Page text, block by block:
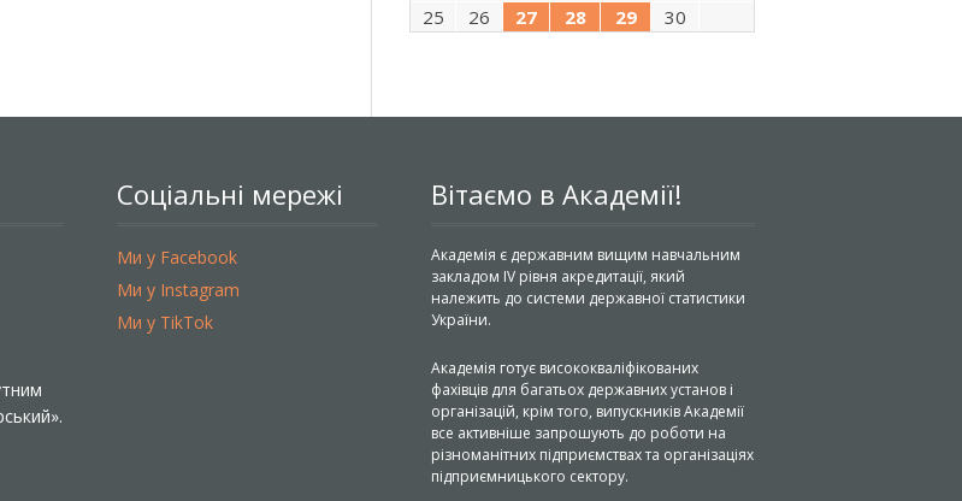
25
26 27 28 29 30
Соціальні мережі
Ми у Facebook
Ми у Instagram
Ми у TikTok
Вітаємо в Академії!
Академія є державним вищим навчальним
закладом IV рівня акредитації, який
належить до системи державної статистики
України.
Академія готує висококваліфікованих
фахівців для багатьох державних установ і
організацій, крім того, випускників Академії
все активніше запрошують до роботи на
різноманітних підприємствах та організаціях
підприємницького сектору.